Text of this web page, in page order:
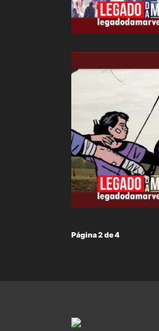
Página 2 de 4